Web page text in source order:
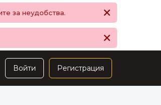
за неудобства.
Регистрация
Войти